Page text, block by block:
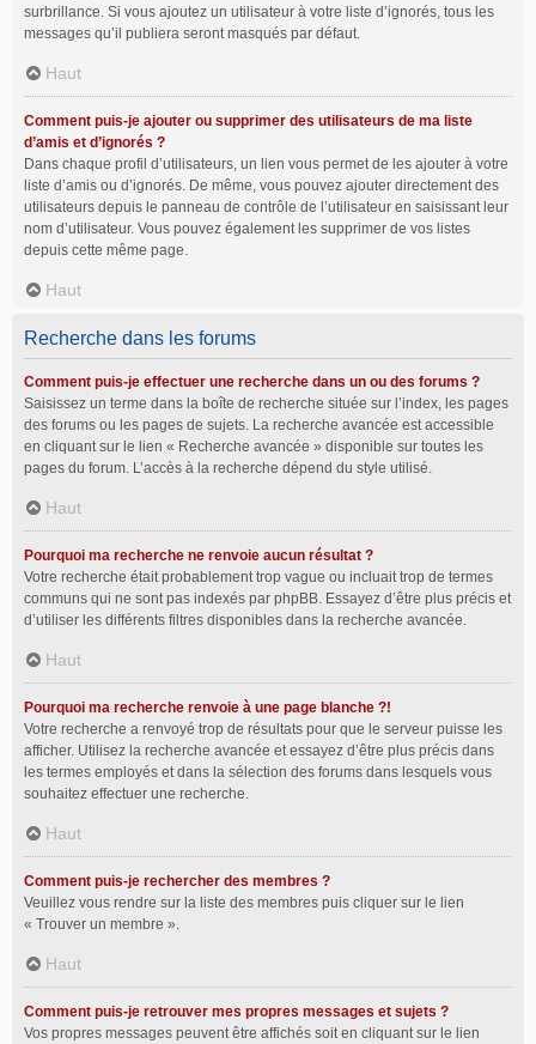
surbrillance. Si vous ajoutez un utilisateur à votre liste d’ignorés, tous les
messages qu’il publiera seront masqués par défaut.
Haut
Comment puis-je ajouter ou supprimer des utilisateurs de ma liste
d’amis et d’ignorés ?
Dans chaque profil d’utilisateurs, un lien vous permet de les ajouter à votre
liste d’amis ou d’ignorés. De même, vous pouvez ajouter directement des
utilisateurs depuis le panneau de contrôle de l’utilisateur en saisissant leur
nom d’utilisateur. Vous pouvez également les supprimer de vos listes
depuis cette même page.
Haut
Recherche dans les forums
Comment puis-je effectuer une recherche dans un ou des forums ?
Saisissez un terme dans la boîte de recherche située sur l’index, les pages
des forums ou les pages de sujets. La recherche avancée est accessible
en cliquant sur le lien « Recherche avancée » disponible sur toutes les
pages du forum. L’accès à la recherche dépend du style utilisé.
Haut
Pourquoi ma recherche ne renvoie aucun résultat ?
Votre recherche était probablement trop vague ou incluait trop de termes
communs qui ne sont pas indexés par phpBB. Essayez d’être plus précis et
d’utiliser les différents filtres disponibles dans la recherche avancée.
Haut
Pourquoi ma recherche renvoie à une page blanche ?!
Votre recherche a renvoyé trop de résultats pour que le serveur puisse les
afficher. Utilisez la recherche avancée et essayez d’être plus précis dans
les termes employés et dans la sélection des forums dans lesquels vous
souhaitez effectuer une recherche.
Haut
Comment puis-je rechercher des membres ?
Veuillez vous rendre sur la liste des membres puis cliquer sur le lien
« Trouver un membre ».
Haut
Comment puis-je retrouver mes propres messages et sujets ?
Vos propres messages peuvent être affichés soit en cliquant sur le lien